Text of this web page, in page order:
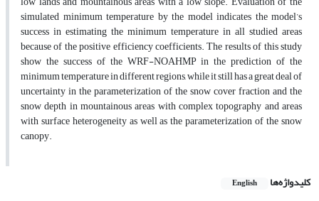
simulated minimum temperature by the model indicates the model’s
success in estimating the minimum temperature in all studied areas
because of the positive efficiency coefficients. The results of this study
show the success of the WRF-NOAHMP in the prediction of the
minimum temperature in different regions, while it still has a great deal of
uncertainty in the parameterization of the snow cover fraction and the
snow depth in mountainous areas with complex topography and areas
with surface heterogeneity as well as the parameterization of the snow
canopy.
کلیدواژه‌ها English